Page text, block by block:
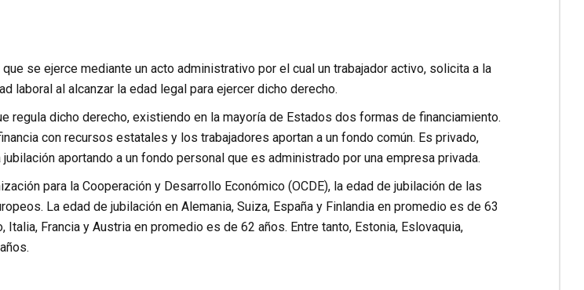
se ejerce mediante un acto administrativo por el cual un trabajador activo, solicita a la
laboral al alcanzar la edad legal para ejercer dicho derecho.
regula dicho derecho, existiendo en la mayoría de Estados dos formas de financiamiento.
con recursos estatales y los trabajadores aportan a un fondo común. Es privado,
aportando a un fondo personal que es administrado por una empresa privada.
para la Cooperación y Desarrollo Económico (OCDE), la edad de jubilación de las
La edad de jubilación en Alemania, Suiza, España y Finlandia en promedio es de 63
Italia, Francia y Austria en promedio es de 62 años. Entre tanto, Estonia, Eslovaquia,